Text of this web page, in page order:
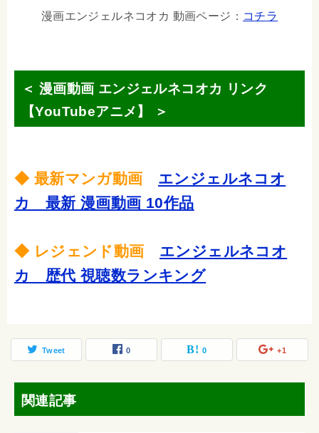
漫画エンジェルネコオカ 動画ページ： コチラ
＜ 漫画動画 エンジェルネコオカ リンク
【YouTubeアニメ】 ＞
◆ 最新マンガ動画 エンジェルネコオ
カ 最新 漫画動画 10作品
◆ レジェンド動画 エンジェルネコオ
カ 歴代 視聴数ランキング
Tweet 0 0 +1
関連記事